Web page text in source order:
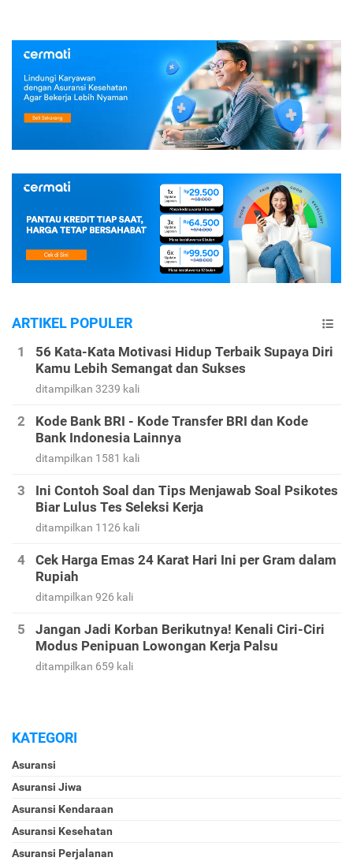
ARTIKEL POPULER
56 Kata-Kata Motivasi Hidup Terbaik Supaya Diri
Kamu Lebih Semangat dan Sukses
ditampilkan 3239 kali
Kode Bank BRI - Kode Transfer BRI dan Kode
Bank Indonesia Lainnya
ditampilkan 1581 kali
Ini Contoh Soal dan Tips Menjawab Soal Psikotes
Biar Lulus Tes Seleksi Kerja
ditampilkan 1126 kali
Cek Harga Emas 24 Karat Hari Ini per Gram dalam
Rupiah
ditampilkan 926 kali
Jangan Jadi Korban Berikutnya! Kenali Ciri-Ciri
Modus Penipuan Lowongan Kerja Palsu
ditampilkan 659 kali
KATEGORI
Asuransi
Asuransi Jiwa
Asuransi Kendaraan
Asuransi Kesehatan
Asuransi Perjalanan